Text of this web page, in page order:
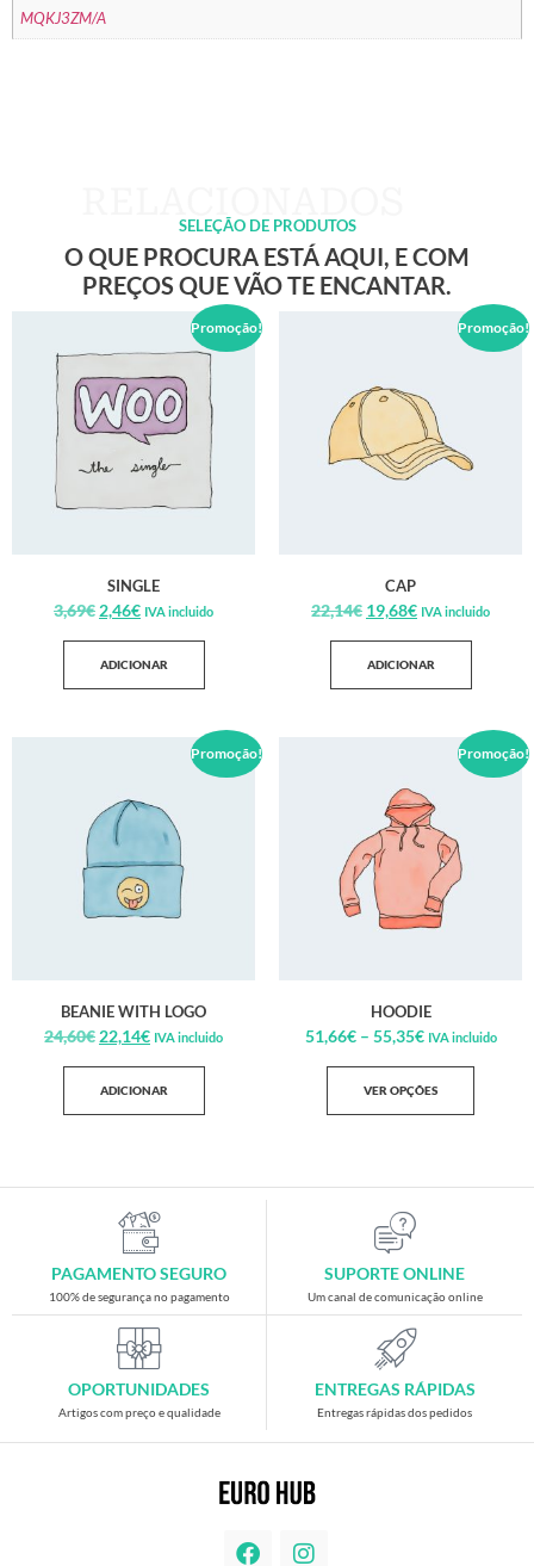
MQKJ3ZM/A
SELEÇÃO DE PRODUTOS
O QUE PROCURA ESTÁ AQUI, E COM
PREÇOS QUE VÃO TE ENCANTAR.
Promoção!
SINGLE
3,69€ 2,46€ IVA incluido
ADICIONAR
Promoção!
CAP
22,14€ 19,68€ IVA incluido
ADICIONAR
Promoção!
BEANIE WITH LOGO
24,60€ 22,14€ IVA incluido
ADICIONAR
Promoção!
HOODIE
51,66€ – 55,35€ IVA incluido
VER OPÇÕES
PAGAMENTO SEGURO
100% de segurança no pagamento
SUPORTE ONLINE
Um canal de comunicação online
OPORTUNIDADES
Artigos com preço e qualidade
ENTREGAS RÁPIDAS
Entregas rápidas dos pedidos